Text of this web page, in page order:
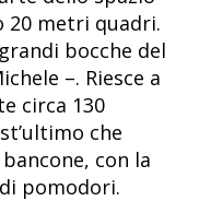
metri quadri.
bocche del
–. Riesce a
circa 130
che
con la
pomodori.